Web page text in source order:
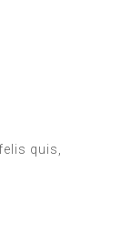
quis,